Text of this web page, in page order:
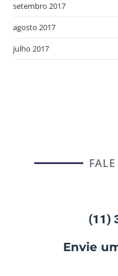
setembro 2017
agosto 2017
julho 2017
(11)
Envie